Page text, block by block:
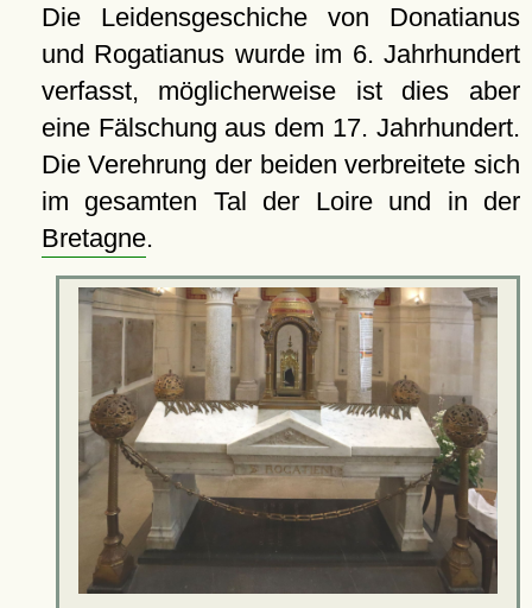
Die Leidensgeschiche von Donatianus
und Rogatianus wurde im 6. Jahrhundert
verfasst, möglicherweise ist dies aber
eine Fälschung aus dem 17. Jahrhundert.
Die Verehrung der beiden verbreitete sich
im gesamten Tal der Loire und in der
Bretagne.